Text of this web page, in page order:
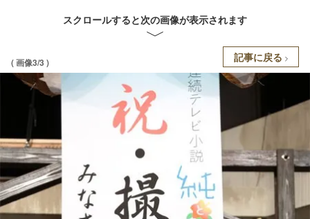
スクロールすると次の画像が表示されます
( 画像3/3 ) 記事に戻る